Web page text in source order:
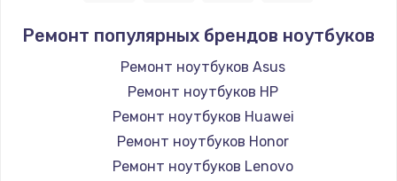
Ремонт популярных брендов ноутбуков
Ремонт ноутбуков Asus
Ремонт ноутбуков HP
Ремонт ноутбуков Huawei
Ремонт ноутбуков Honor
Ремонт ноутбуков Lenovo